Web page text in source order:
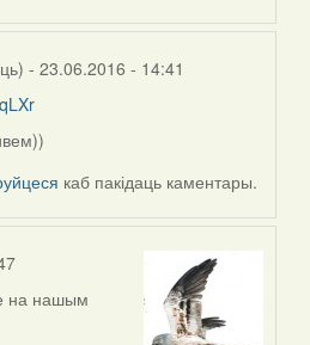
- 23.06.2016 - 14:41
каб пакідаць каментары.
на нашым